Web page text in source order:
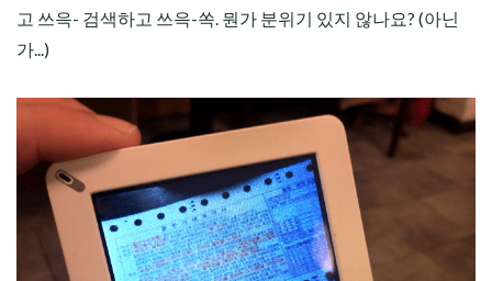
고 쓰윽- 검색하고 쓰윽-쏙. 뭔가 분위기 있지 않나요? (아닌
가...)